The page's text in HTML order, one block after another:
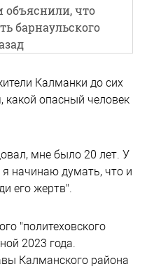
объяснили, что
барнаульского
Калманки до сих
опасный человек
мне было 20 лет. У
начинаю думать, что и
его жертв".
"политеховского
2023 года.
Калманского района